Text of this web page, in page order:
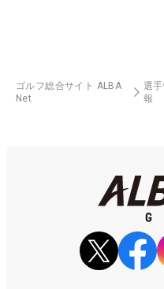
ゴルフ総合サイト ALBA
Net
選
報